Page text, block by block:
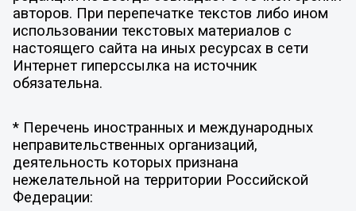
авторов. При перепечатке текстов либо ином
использовании текстовых материалов с
настоящего сайта на иных ресурсах в сети
Интернет гиперссылка на источник
обязательна.
* Перечень иностранных и международных
неправительственных организаций,
деятельность которых признана
нежелательной на территории Российской
Федерации: